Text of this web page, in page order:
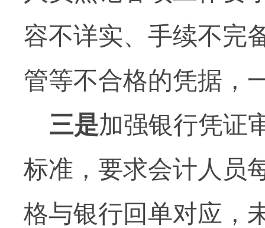
容不详实、手续不完
管等不合格的凭据，
三是加强银行凭证
标准，要求会计人员
格与银行回单对应，